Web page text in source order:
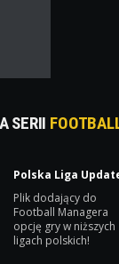
SERII
Polska Liga
Plik dodający do
Football Managera
opcję gry w niższych
ligach polskich!